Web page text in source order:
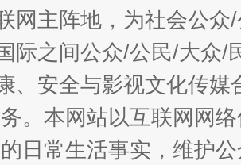
网主阵地，为社会公
际之间公众/公民/大众/
、安全与影视文化传
。本网站以互联网网
日常生活事实，维护